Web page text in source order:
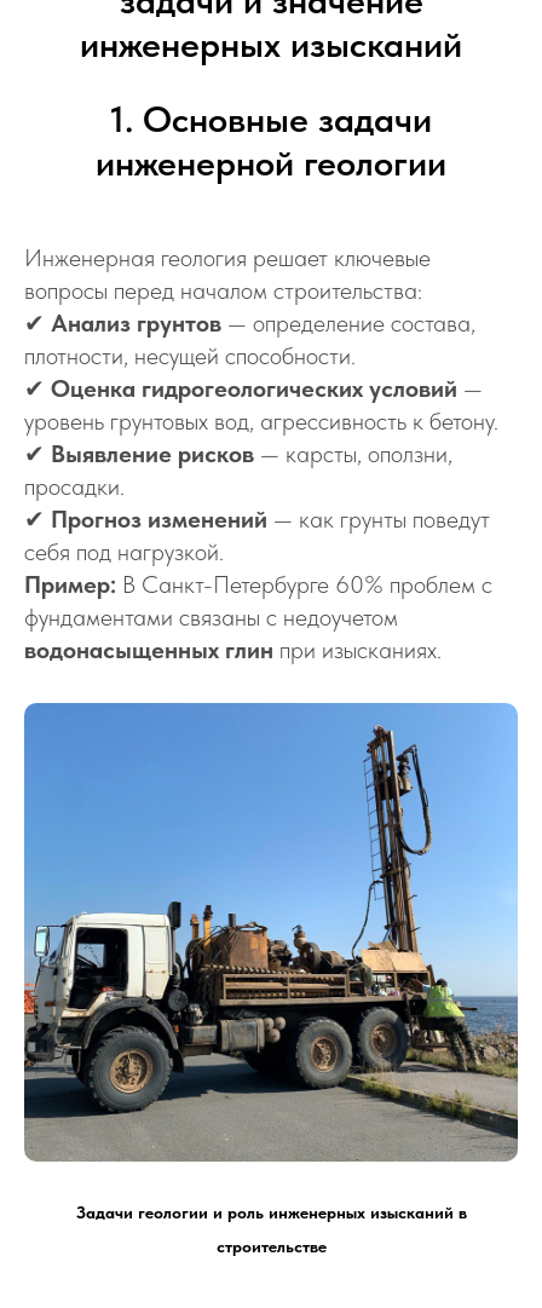
инженерных изысканий
1. Основные задачи
инженерной геологии
Инженерная геология решает ключевые
вопросы перед началом строительства:
✔ Анализ грунтов — определение состава,
плотности, несущей способности.
✔ Оценка гидрогеологических условий —
уровень грунтовых вод, агрессивность к бетону.
✔ Выявление рисков — карсты, оползни,
просадки.
✔ Прогноз изменений — как грунты поведут
себя под нагрузкой.
Пример: В Санкт-Петербурге 60% проблем с
фундаментами связаны с недоучетом
водонасыщенных глин при изысканиях.
Задачи геологии и роль инженерных изысканий в
строительстве